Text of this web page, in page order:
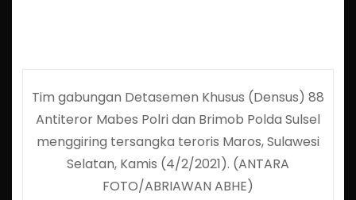
Tim gabungan Detasemen Khusus (Densus) 88
Antiteror Mabes Polri dan Brimob Polda Sulsel
menggiring tersangka teroris Maros, Sulawesi
Selatan, Kamis (4/2/2021). (ANTARA
FOTO/ABRIAWAN ABHE)